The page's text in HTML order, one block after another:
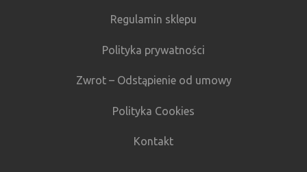
Regulamin sklepu
Polityka prywatności
Zwrot – Odstąpienie od umowy
Polityka Cookies
Kontakt